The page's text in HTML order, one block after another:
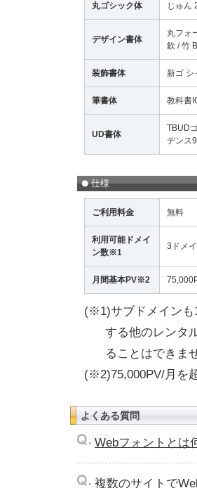
丸ゴシック体 じゅん
デザイン書体
丸フォ
欽 / 竹
装飾書体 新ゴ シ
筆書体 教科書
UD書体
TBUD
デンス
仕様
ご利用料金 無料
利用可能ドメイ
ン数※1
3ドメ
月間基本PV※2
(※1)サブドメインも
する他のレンタ
ることはできま
(※2)75,000PV/月を
よくある質問
Webフォントとは
複数のサイトで